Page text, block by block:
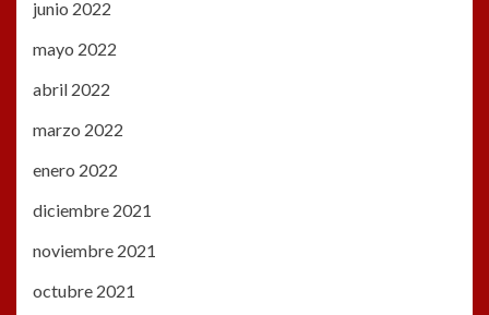
junio 2022
mayo 2022
abril 2022
marzo 2022
enero 2022
diciembre 2021
noviembre 2021
octubre 2021